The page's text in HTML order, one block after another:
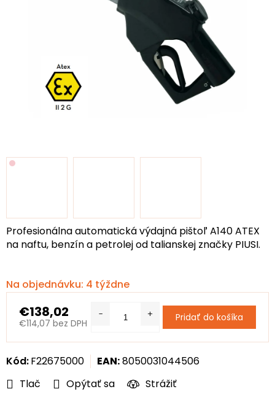
Profesionálna automatická výdajná pištoľ A140 ATEX
na naftu, benzín a petrolej od talianskej značky PIUSI.
Tlač Opýtať sa Strážiť
Kód:F22675000 EAN:8050031044506
Na objednávku: 4 týždne
€138,02
€114,07 bez DPH Pridať do košíka